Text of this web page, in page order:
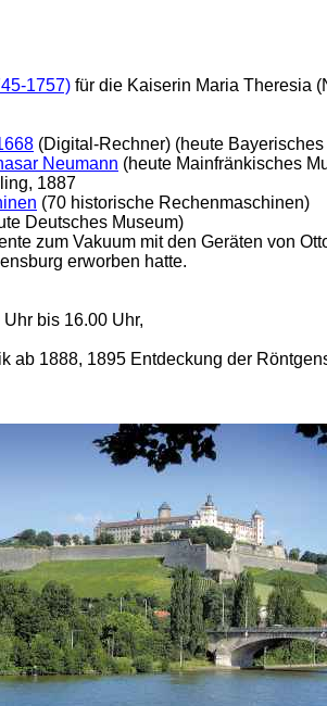
1757) für die Kaiserin Maria Theresia
(Digital-Rechner) (heute
Neumann (heute Mainfränkisches
1887
(70 historische Rechenmaschinen)
Deutsches Museum)
zum Vakuum mit den Geräten von
erworben hatte.
bis 16.00 Uhr,
ab 1888, 1895 Entdeckung der